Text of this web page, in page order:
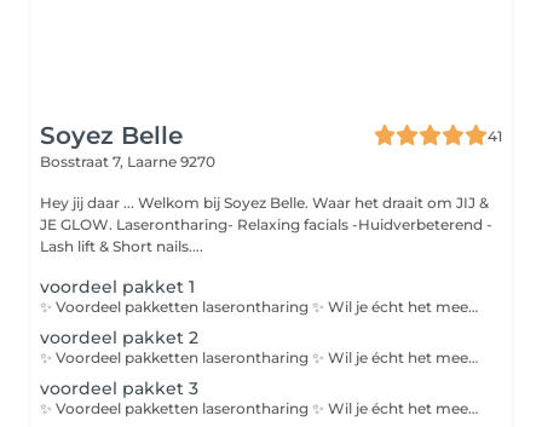
Soyez Belle
41
Bosstraat 7, Laarne 9270
Hey jij daar ... Welkom bij Soyez Belle. Waar het draait om JIJ &
JE GLOW. Laserontharing- Relaxing facials -Huidverbeterend -
Lash lift & Short nails....
voordeel pakket 1
✨ Voordeel pakketten laserontharing ✨ Wil je écht het meeste uit je behandelingen halen? Met onze voordeelpakketten bespaar je niet alleen op je sessies, maar ben je ook sneller op weg naar een gladde en zachte huid. 👉 Extra’s zoals full bikini of volledige benen kunnen makkelijk apart bijgeboekt worden aan +€30 per sessie per zone.
voordeel pakket 2
✨ Voordeel pakketten laserontharing ✨ Wil je écht het meeste uit je behandelingen halen? Met onze voordeelpakketten bespaar je niet alleen op je sessies, maar ben je ook sneller op weg naar een gladde en zachte huid. 👉 Extra’s zoals full bikini of volledige benen kunnen makkelijk apart bijgeboekt worden aan +€30 per sessie per zone.
voordeel pakket 3
✨ Voordeel pakketten laserontharing ✨ Wil je écht het meeste uit je behandelingen halen? Met onze voordeelpakketten bespaar je niet alleen op je sessies, maar ben je ook sneller op weg naar een gladde en zachte huid. 👉 Extra’s zoals full bikini of volledige benen kunnen makkelijk apart bijgeboekt worden aan +€30 per sessie per zone.